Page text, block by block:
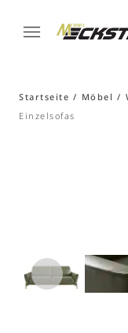
Startseite Möbel
Einzelsofas